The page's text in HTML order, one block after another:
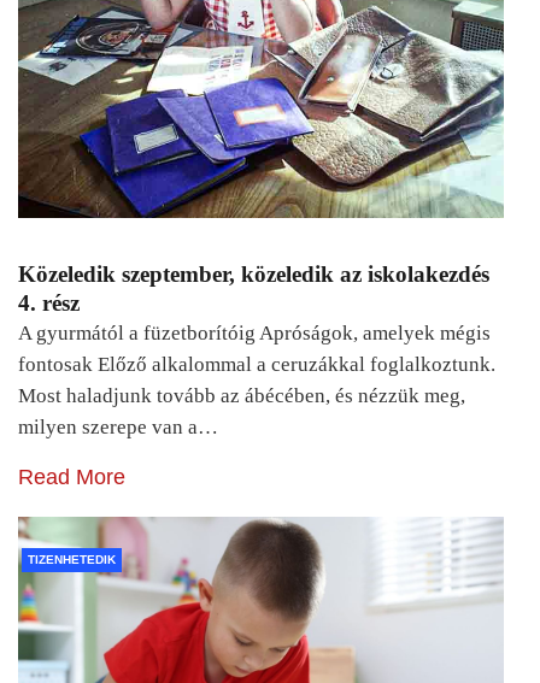
Közeledik szeptember, közeledik az iskolakezdés
4. rész
A gyurmától a füzetborítóig Apróságok, amelyek mégis
fontosak Előző alkalommal a ceruzákkal foglalkoztunk.
Most haladjunk tovább az ábécében, és nézzük meg,
milyen szerepe van a…
Read More
TIZENHETEDIK